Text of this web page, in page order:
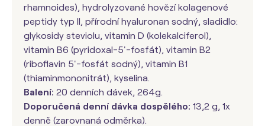
rhamnoides), hydrolyzované hovězí kolagenové
peptidy typ II, přírodní hyaluronan sodný, sladidlo:
glykosidy steviolu, vitamin D (kolekalciferol),
vitamin B6 (pyridoxal-5'-fosfát), vitamin B2
(riboflavin 5'-fosfát sodný), vitamin B1
(thiaminmononitrát), kyselina.
Balení: 20 denních dávek, 264g.
Doporučená denní dávka dospělého: 13,2 g, 1x
denně (zarovnaná odměrka).